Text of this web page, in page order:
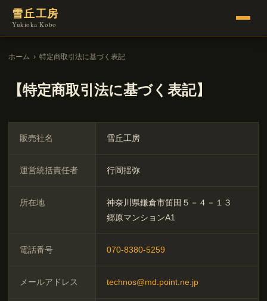
雪丘工房
Yukioka Kobo
ホーム › 特定商取引法に基づく表記
【特定商取引法に基づく表記】
販売社名 雪丘工房
運営統括責任者 行岡揺弥
所在地
神奈川県鎌倉市笛田５－４－１３
郷原マンションA1
電話番号 070-8380-5259
メールアドレス technos@md.point.ne.jp